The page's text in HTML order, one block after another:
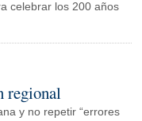
celebrar los 200 años
regional
y no repetir “errores